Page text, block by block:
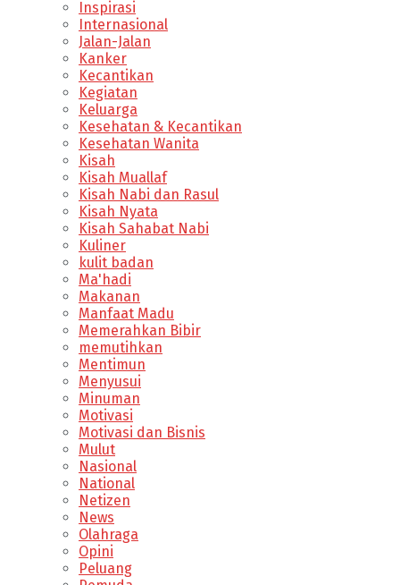
Inspirasi
Internasional
Jalan-Jalan
Kanker
Kecantikan
Kegiatan
Keluarga
Kesehatan & Kecantikan
Kesehatan Wanita
Kisah
Kisah Muallaf
Kisah Nabi dan Rasul
Kisah Nyata
Kisah Sahabat Nabi
Kuliner
kulit badan
Ma'hadi
Makanan
Manfaat Madu
Memerahkan Bibir
memutihkan
Mentimun
Menyusui
Minuman
Motivasi
Motivasi dan Bisnis
Mulut
Nasional
National
Netizen
News
Olahraga
Opini
Peluang